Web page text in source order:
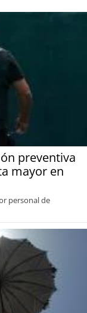
preventiva
mayor en
personal de